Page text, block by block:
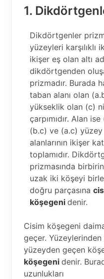
1.
Dikdörtgenler
yüzeyleri karşılıklı
ikişer eş olan altı
dikdörtgenden
prizmadır. Burada
taban alanı olan
yükseklik olan (c)
çarpımıdır. Alan ise
(b.c) ve (a.c) yüzey
alanlarının ikişer
toplamıdır.
prizmasında
uzak iki köşeyi
doğru parçasına
köşegeni denir.
Cisim köşegeni
geçer.
yüzeyden geçen
köşegeni denir.
uzunlukları